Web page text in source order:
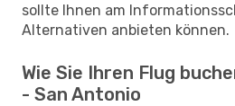
sollte Ihnen am
Alternativen anbieten können.
Wie Sie Ihren Flug
- San Antonio